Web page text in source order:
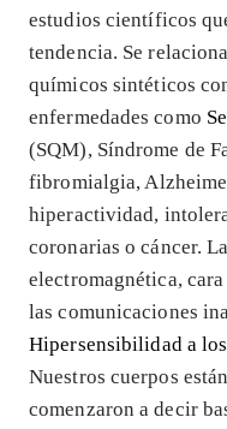
estudios científicos
tendencia. Se
químicos sintéticos
enfermedades como
(SQM), Síndrome de
fibromialgia,
hiperactividad,
coronarias o cáncer.
electromagnética,
las comunicaciones
Hipersensibilidad a
Nuestros cuerpos
comenzaron a decir